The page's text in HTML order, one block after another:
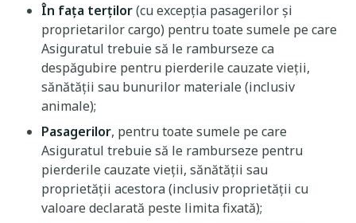
În fața terților(cu excepția pasagerilor și
proprietarilor cargo) pentru toate sumele pe care
Asiguratul trebuie să le ramburseze ca
despăgubire pentru pierderile cauzate vieții,
sănătății sau bunurilor materiale (inclusiv
animale);
Pasagerilor, pentru toate sumele pe care
Asiguratul trebuie să le ramburseze pentru
pierderile cauzate vieții, sănătății sau
proprietății acestora (inclusiv proprietății cu
valoare declarată peste limita fixată);